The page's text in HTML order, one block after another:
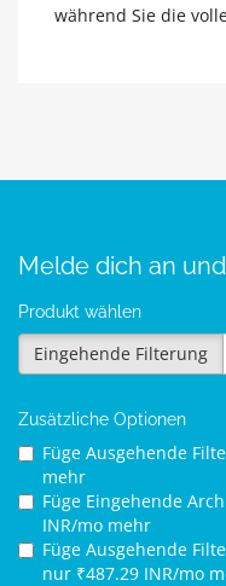
während Sie die
Melde dich an
Produkt wählen
Eingehende Filterung
Zusätzliche Optionen
Füge Ausgehende
mehr
Füge Eingehende
INR/mo mehr
Füge Ausgehende
nur ₹487.29 INR/mo